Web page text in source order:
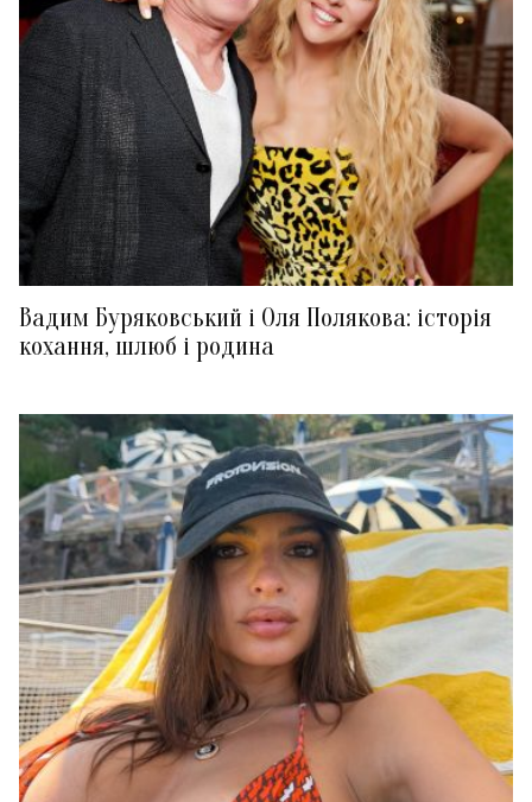
Вадим Буряковський і Оля Полякова: історія
кохання, шлюб і родина